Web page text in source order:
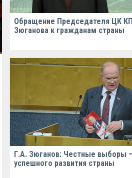
Обращение Председателя ЦК
Зюганова к гражданам страны
Г.А. Зюганов: Честные выборы
успешного развития страны